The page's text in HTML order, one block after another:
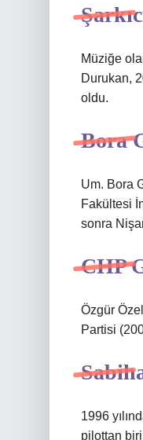
Müziğe
Durukan,
oldu.
Bora
Um. Bora
Fakültesi
sonra
CHP
Özgür
Partisi
1996
pilottan